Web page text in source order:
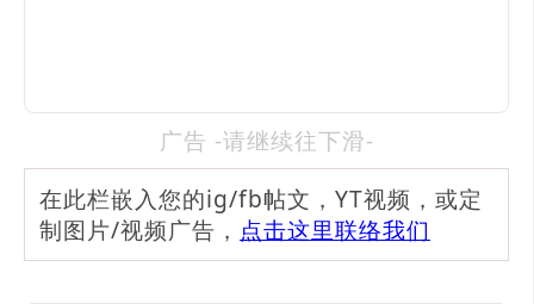
广告 -请继续往下滑-
在此栏嵌入您的ig/fb帖文，YT视频，或定
制图片/视频广告， 点击这里联络我们